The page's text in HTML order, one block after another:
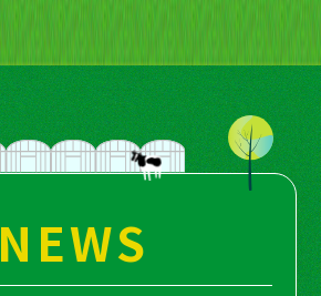
NEWS